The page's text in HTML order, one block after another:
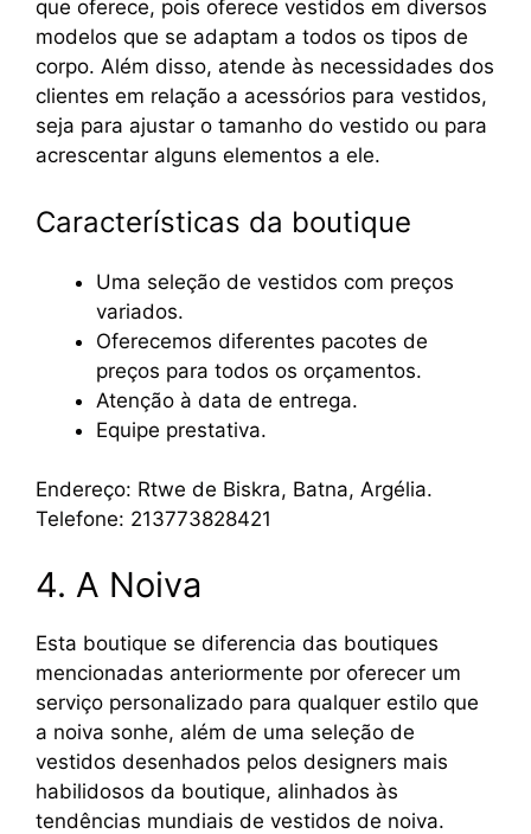
que oferece, pois oferece vestidos em diversos
modelos que se adaptam a todos os tipos de
corpo. Além disso, atende às necessidades dos
clientes em relação a acessórios para vestidos,
seja para ajustar o tamanho do vestido ou para
acrescentar alguns elementos a ele.
Características da boutique
Uma seleção de vestidos com preços
variados.
Oferecemos diferentes pacotes de
preços para todos os orçamentos.
Atenção à data de entrega.
Equipe prestativa.
Endereço: Rtwe de Biskra, Batna, Argélia.
Telefone: 213773828421
4. A Noiva
Esta boutique se diferencia das boutiques
mencionadas anteriormente por oferecer um
serviço personalizado para qualquer estilo que
a noiva sonhe, além de uma seleção de
vestidos desenhados pelos designers mais
habilidosos da boutique, alinhados às
tendências mundiais de vestidos de noiva.